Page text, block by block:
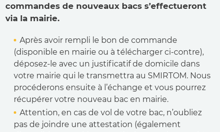
commandes de nouveaux bacs s’effectueront
via la mairie.
Après avoir rempli le bon de commande
(disponible en mairie ou à télécharger ci-contre),
déposez-le avec un justificatif de domicile dans
votre mairie qui le transmettra au SMIRTOM. Nous
procéderons ensuite à l’échange et vous pourrez
récupérer votre nouveau bac en mairie.
Attention, en cas de vol de votre bac, n’oubliez
pas de joindre une attestation (également